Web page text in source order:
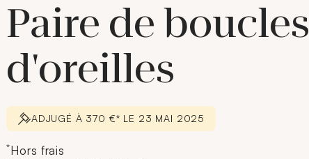
Paire de boucles
d'oreilles
ADJUGÉ À 370 €* LE 23 MAI 2025
*Hors frais